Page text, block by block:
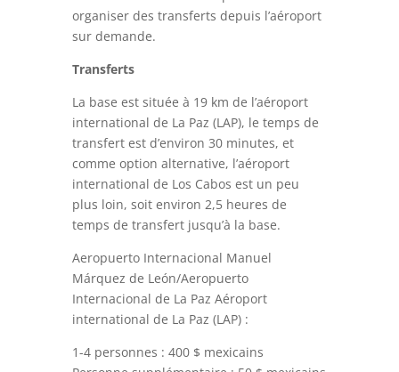
organiser des transferts depuis l’aéroport
sur demande.
Transferts
La base est située à 19 km de l’aéroport
international de La Paz (LAP), le temps de
transfert est d’environ 30 minutes, et
comme option alternative, l’aéroport
international de Los Cabos est un peu
plus loin, soit environ 2,5 heures de
temps de transfert jusqu’à la base.
Aeropuerto Internacional Manuel
Márquez de León/Aeropuerto
Internacional de La Paz Aéroport
international de La Paz (LAP) :
1-4 personnes : 400 $ mexicains